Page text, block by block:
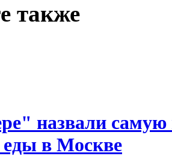
также
назвали самую
еды в Москве